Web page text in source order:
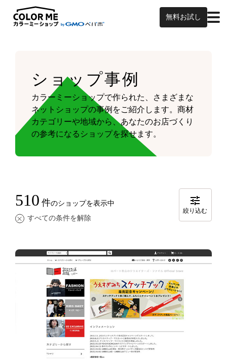
無料お試し
ショップ事例
カラーミーショップで作られた、さまざまな
ネットショップの事例をご紹介します。商材
カテゴリーや地域から、あなたのお店づくり
の参考になるショップを探せます。
510 件のショップを表示中
すべての条件を解除
絞り込む